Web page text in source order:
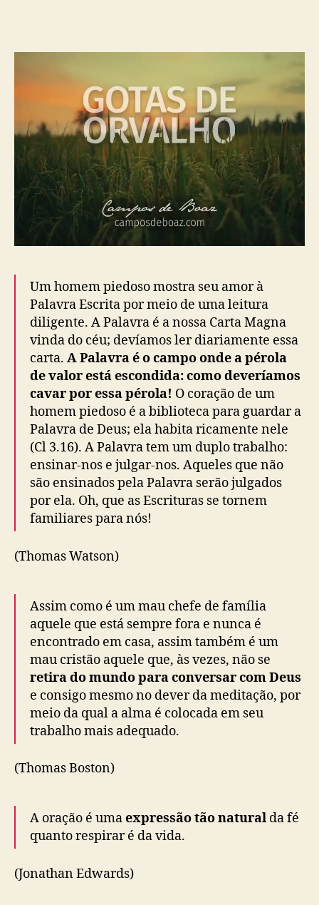
Um homem piedoso mostra seu amor à
Palavra Escrita por meio de uma leitura
diligente. A Palavra é a nossa Carta Magna
vinda do céu; devíamos ler diariamente essa
carta. A Palavra é o campo onde a pérola
de valor está escondida: como deveríamos
cavar por essa pérola! O coração de um
homem piedoso é a biblioteca para guardar a
Palavra de Deus; ela habita ricamente nele
(Cl 3.16). A Palavra tem um duplo trabalho:
ensinar-nos e julgar-nos. Aqueles que não
são ensinados pela Palavra serão julgados
por ela. Oh, que as Escrituras se tornem
familiares para nós!
(Thomas Watson)
Assim como é um mau chefe de família
aquele que está sempre fora e nunca é
encontrado em casa, assim também é um
mau cristão aquele que, às vezes, não se
retira do mundo para conversar com Deus
e consigo mesmo no dever da meditação, por
meio da qual a alma é colocada em seu
trabalho mais adequado.
(Thomas Boston)
A oração é umaexpressão tão natural da fé
quanto respirar é da vida.
(Jonathan Edwards)